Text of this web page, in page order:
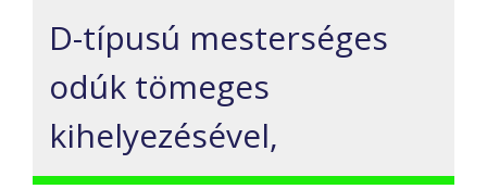
D-típusú mesterséges
odúk tömeges
kihelyezésével,